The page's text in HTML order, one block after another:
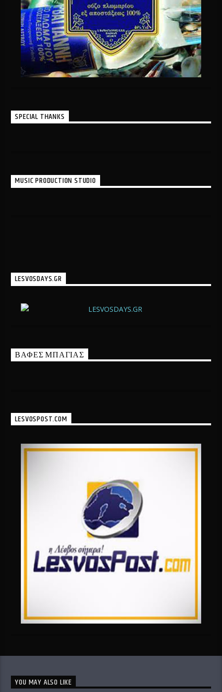
SPECIAL THANKS
MUSIC PRODUCTION STUDIO
LESVOSDAYS.GR
ΒΑΦΕΣ ΜΠΑΓΙΑΣ
LESVOSPOST.COM
YOU MAY ALSO LIKE